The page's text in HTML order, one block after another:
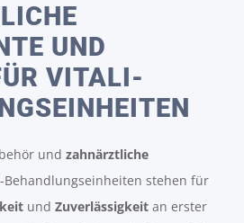
UND
VITALI-
und zahnärztliche
-Behandlungseinheiten stehen für
und Zuverlässigkeitan erster